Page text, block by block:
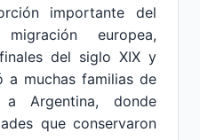
importante del
europea,
del siglo XIX y
a muchas familias de
a Argentina, donde
que conservaron